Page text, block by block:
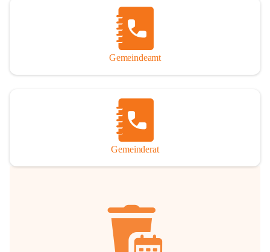
Gemeindeamt
Gemeinderat